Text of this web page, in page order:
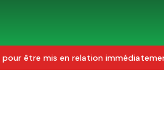
pour être mis en relation